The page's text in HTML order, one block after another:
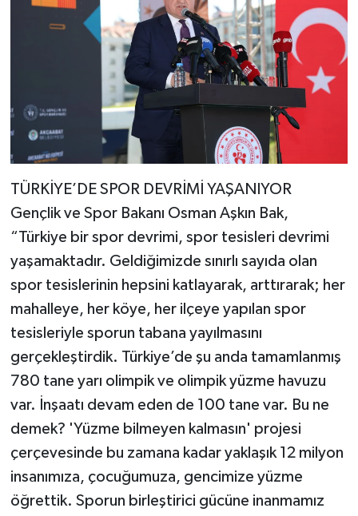
TÜRKİYE’DE SPOR DEVRİMİ YAŞANIYOR
Gençlik ve Spor Bakanı Osman Aşkın Bak,
“Türkiye bir spor devrimi, spor tesisleri devrimi
yaşamaktadır. Geldiğimizde sınırlı sayıda olan
spor tesislerinin hepsini katlayarak, arttırarak; her
mahalleye, her köye, her ilçeye yapılan spor
tesisleriyle sporun tabana yayılmasını
gerçekleştirdik. Türkiye’de şu anda tamamlanmış
780 tane yarı olimpik ve olimpik yüzme havuzu
var. İnşaatı devam eden de 100 tane var. Bu ne
demek? 'Yüzme bilmeyen kalmasın' projesi
çerçevesinde bu zamana kadar yaklaşık 12 milyon
insanımıza, çocuğumuza, gencimize yüzme
öğrettik. Sporun birleştirici gücüne inanmamız